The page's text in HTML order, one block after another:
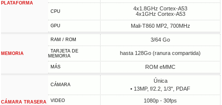
PLATAFORMA
CPU
4x1.8GHz Cortex-A53
4x1GHz Cortex-A53
GPU Mali-T860 MP2, 700MHz
MEMORIA
RAM / ROM 3/64 Go
TARJETA DE
MEMORIA
hasta 128Go (ranura compartida)
MÁS ROM eMMC
CÁMARA TRASERA
CÁMARA
Única
• 13MP, f/2.2, 1/3", PDAF
VIDEO 1080p - 30fps